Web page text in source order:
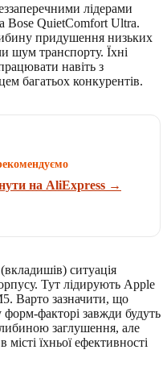
лідерами
Bose QuietComfort Ultra.
придушення низьких
шум транспорту. Їхні
навіть з
багатьох конкурентів.
на AliExpress →
ситуація
Тут лідирують Apple
Варто зазначити, що
факторі завжди будуть
заглушення, але
їхньої ефективності